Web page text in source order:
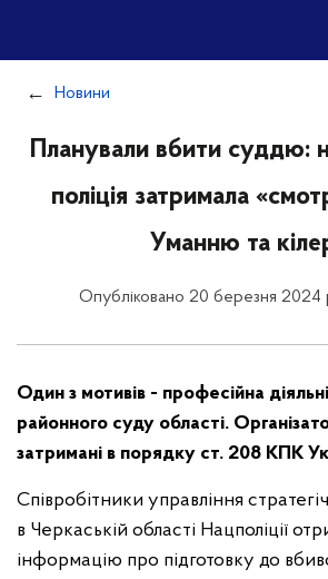
Новини
Планували вбити суддю:
поліція затримала
Уманню та
Опубліковано 20 березня 2024
Один з мотивів - професійна
районного суду області.
затримані в порядку ст. 208 КПК
Співробітники управління
в Черкаській області Нацполіції
інформацію про підготовку до